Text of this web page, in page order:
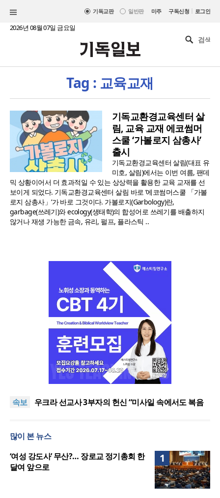
기독교판 일반판 미주 구독신청 | 로그인
2026년 08월 07일 금요일
Tag : 교육교재
기독교환경교육센터 살
림, 교육 교재 에코썸머
스쿨 ‘가볼로지 삼총사’
출시
기독교환경교육센터 살림(대표 유
미호, 살림)에서는 이번 여름, 팬데
믹 상황이어서 더 효과적일 수 있는 상상력을 활용한 교육 교재를 선
보이게 되었다. 기독교환경교육센터 살림 바로 ‘에코썸머스쿨 「가볼
로지 삼총사」’가 바로 그것이다. 가볼로지(Garbology)란,
garbage(쓰레기)와 ecology(생태학)의 합성어로 쓰레기를 배출하지
않거나 재생 가능한 금속, 유리, 펄프, 플라스틱 ..
속보
[최원호 목사의 영혼의 양식 63] 말씀은 같은데 왜 열
우크라 선교사 3부자의 헌신 “미사일 속에서도 복음
강력 반발
[최원호 목사의 영혼의 양식 63] 말씀은 같은데 왜 열
美 이민구금센터에 억류됐던 한인 목회자 석방돼
많이 본 뉴스
1
‘여성 강도사’ 무산?… 장로교 정기총회 한
달여 앞으로